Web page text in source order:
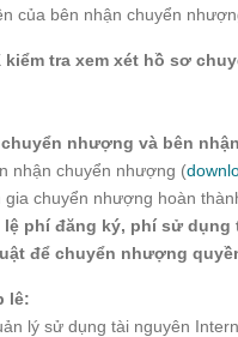
của bên nhận chuyển
tra xem xét hồ sơ
nhượng và bên
nhận chuyển nhượng (
chuyển nhượng hoàn
phí đăng ký, phí sử
để chuyển nhượng
lê:
lý sử dụng tài nguyên